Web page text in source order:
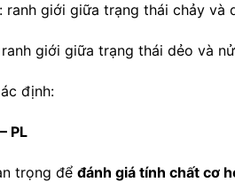
: ranh giới giữa trạng thái chảy và
ranh giới giữa trạng thái dẻo và
định:
PL
trọng để đánh giá tính chất cơ